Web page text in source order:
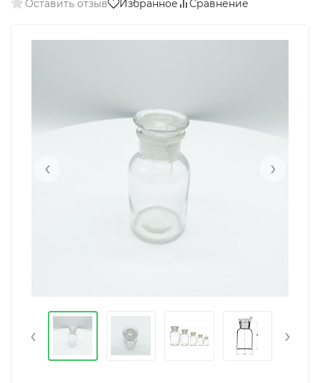
Оставить отзыв Избранное Сравнение
‹ ›
‹ ›